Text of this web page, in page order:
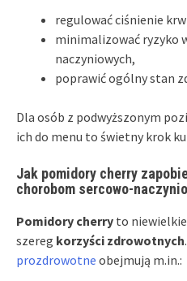
regulować ciśnienie
minimalizować ryzyko
naczyniowych,
poprawić ogólny stan
Dla osób z podwyższonym
ich do menu to świetny krok
Jak pomidory cherry
chorobom sercowo-
Pomidory cherry to
szereg korzyści zdrowotnych
prozdrowotne obejmują m.in.: